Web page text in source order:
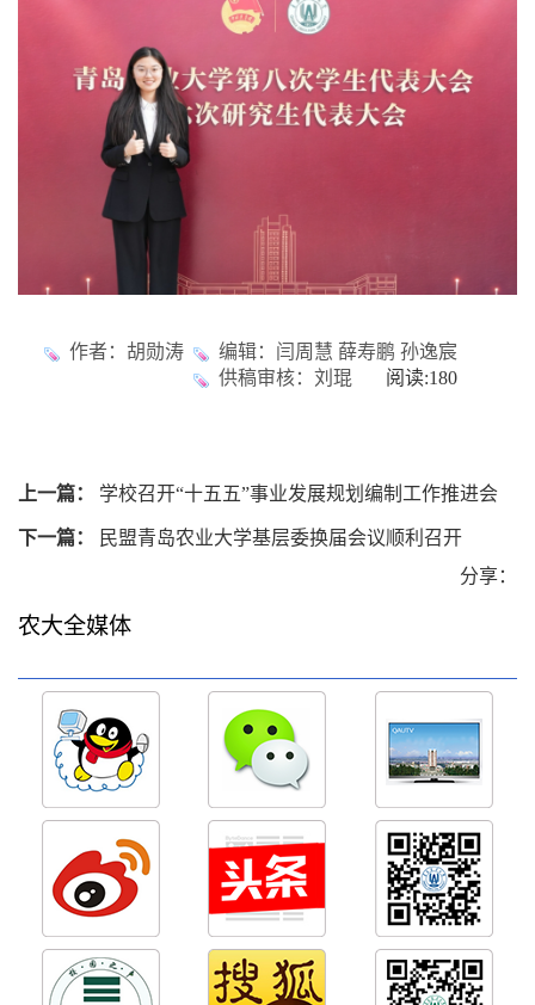
作者：胡勋涛
编辑：闫周慧 薛寿鹏 孙逸宸
供稿审核：刘琨 阅读:180
上一篇： 学校召开“十五五”事业发展规划编制工作推进会
下一篇：
民盟青岛农业大学基层委换届会议顺利召开
分享：
农大全媒体